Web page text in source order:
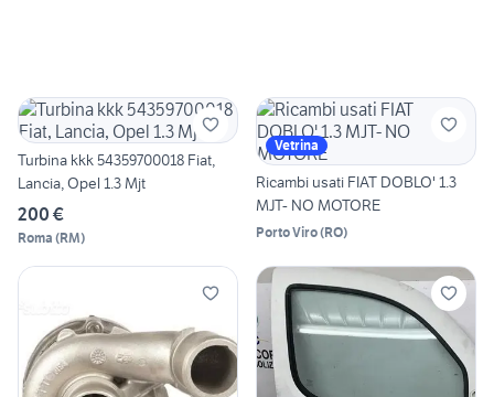
Turbina kkk 54359700018 Fiat,
Lancia, Opel 1.3 Mjt
200 €
Roma (RM)
Vetrina
Ricambi usati FIAT DOBLO' 1.3
MJT- NO MOTORE
Porto Viro(RO)